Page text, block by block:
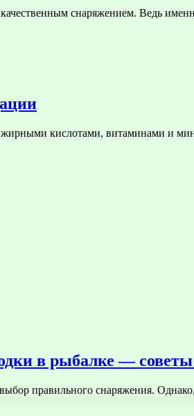
качественным снаряжением. Ведь
жирными кислотами, витаминами и
в рыбалке —
правильного снаряжения.